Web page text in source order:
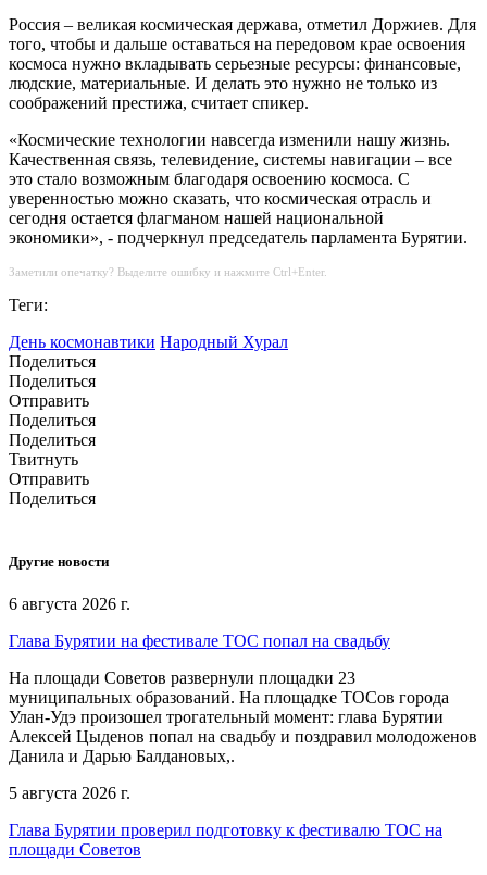
Россия – великая космическая держава, отметил Доржиев. Для
того, чтобы и дальше оставаться на передовом крае освоения
космоса нужно вкладывать серьезные ресурсы: финансовые,
людские, материальные. И делать это нужно не только из
соображений престижа, считает спикер.
«Космические технологии навсегда изменили нашу жизнь.
Качественная связь, телевидение, системы навигации – все
это стало возможным благодаря освоению космоса. С
уверенностью можно сказать, что космическая отрасль и
сегодня остается флагманом нашей национальной
экономики», - подчеркнул председатель парламента Бурятии.
Заметили опечатку? Выделите ошибку и нажмите Ctrl+Enter.
Теги:
День космонавтики Народный Хурал
Поделиться
Поделиться
Отправить
Поделиться
Поделиться
Твитнуть
Отправить
Поделиться
Другие новости
6 августа 2026 г.
Глава Бурятии на фестивале ТОС попал на свадьбу
На площади Советов развернули площадки 23
муниципальных образований. На площадке ТОСов города
Улан-Удэ произошел трогательный момент: глава Бурятии
Алексей Цыденов попал на свадьбу и поздравил молодоженов
Данила и Дарью Балдановых,.
5 августа 2026 г.
Глава Бурятии проверил подготовку к фестивалю ТОС на
площади Советов